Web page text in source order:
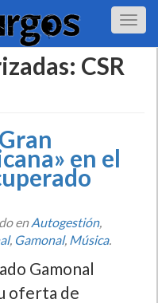
CSR
en el
enAutogestión,
, Gamonal, Música.
Gamonal
oferta de